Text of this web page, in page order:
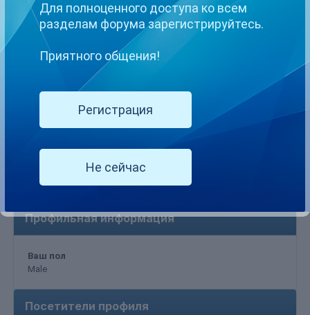
августа,
2022
ПОСЕЩЕНИЕ
Профильная информация
Ваш пол
Male
Посетители профиля
Для полноценного доступа ко всем
разделам форума зарегистрируйтесь.
Приятного общения!
Регистрация
Не сейчас